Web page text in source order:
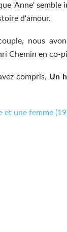
'Anne'
d'amour.
nous
Chemin en co-
compris, Un